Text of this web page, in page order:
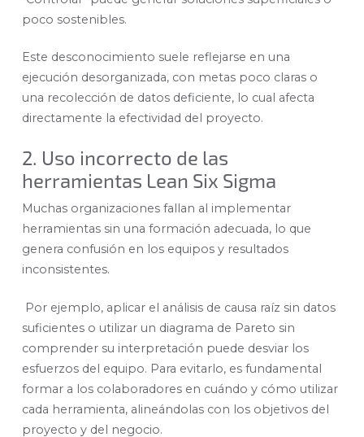
poco sostenibles.
Este desconocimiento suele reflejarse en una
ejecución desorganizada, con metas poco claras o
una recolección de datos deficiente, lo cual afecta
directamente la efectividad del proyecto.
2. Uso incorrecto de las
herramientas Lean Six Sigma
Muchas organizaciones fallan al implementar
herramientas sin una formación adecuada, lo que
genera confusión en los equipos y resultados
inconsistentes.
Por ejemplo, aplicar el análisis de causa raíz sin datos
suficientes o utilizar un diagrama de Pareto sin
comprender su interpretación puede desviar los
esfuerzos del equipo. Para evitarlo, es fundamental
formar a los colaboradores en cuándo y cómo utilizar
cada herramienta, alineándolas con los objetivos del
proyecto y del negocio.